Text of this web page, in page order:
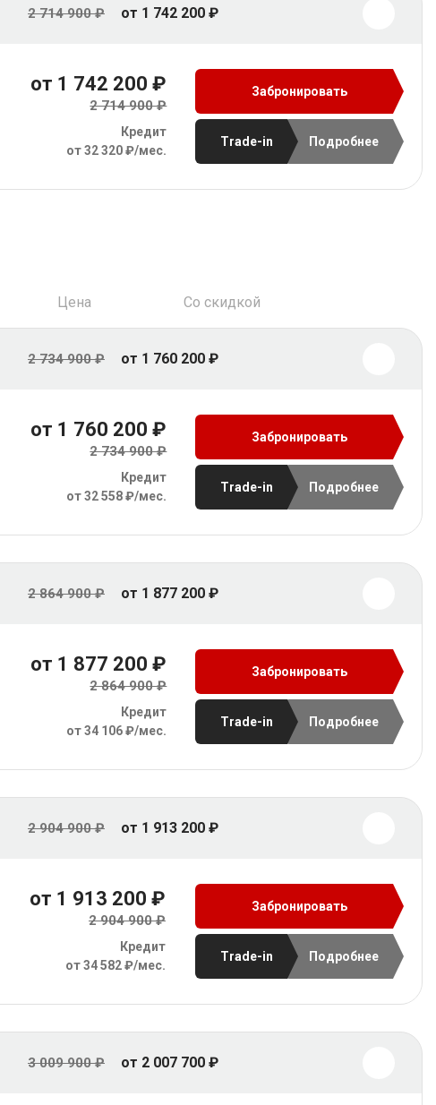
2 714 900 ₽ от 1 742 200 ₽
от 1 742 200 ₽
2 714 900 ₽
Кредит
от 32 320 ₽/мес.
Забронировать
Trade-in Подробнее
Цена Со скидкой
2 734 900 ₽ от 1 760 200 ₽
от 1 760 200 ₽
2 734 900 ₽
Кредит
от 32 558 ₽/мес.
Забронировать
Trade-in Подробнее
2 864 900 ₽ от 1 877 200 ₽
от 1 877 200 ₽
2 864 900 ₽
Кредит
от 34 106 ₽/мес.
Забронировать
Trade-in Подробнее
2 904 900 ₽ от 1 913 200 ₽
от 1 913 200 ₽
2 904 900 ₽
Кредит
от 34 582 ₽/мес.
Забронировать
Trade-in Подробнее
3 009 900 ₽ от 2 007 700 ₽